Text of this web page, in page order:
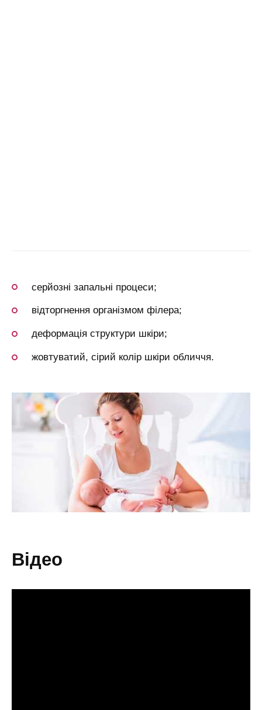
серйозні запальні процеси;
відторгнення організмом філера;
деформація структури шкіри;
жовтуватий, сірий колір шкіри обличчя.
відео